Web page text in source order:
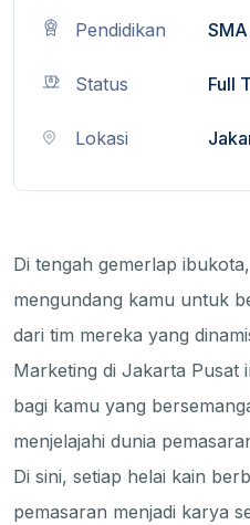
Pendidikan
Status Full
Lokasi
Di tengah gemerlap
mengundang kamu untuk
dari tim mereka yang
Marketing di Jakarta Pusat
bagi kamu yang
menjelajahi dunia
Di sini, setiap helai kain
pemasaran menjadi karya